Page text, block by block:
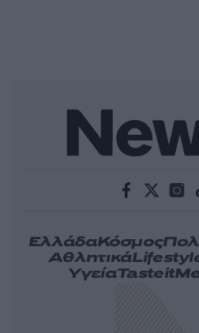
ΕλλάδαΚόσμος
Αθλητικά
ΥγείαTasteit